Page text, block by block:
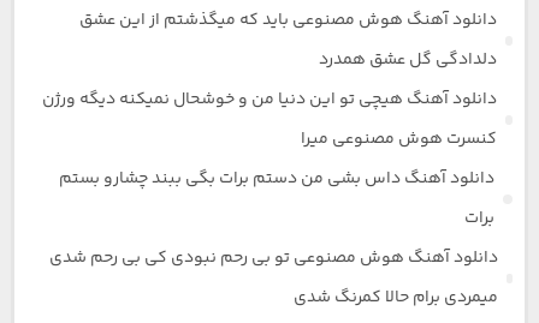
دانلود آهنگ هوش مصنوعی باید که میگذشتم از این عشق
دلدادگی گل عشق همدرد
دانلود آهنگ هیچی تو این دنیا من و خوشحال نمیکنه دیگه ورژن
کنسرت هوش مصنوعی میرا
دانلود آهنگ داس بشی من دستم برات بگی ببند چشارو بستم
برات
دانلود آهنگ هوش مصنوعی تو بی رحم نبودی کی بی رحم شدی
میمردی برام حالا کمرنگ شدی